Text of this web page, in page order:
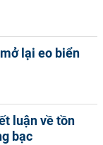
lại eo biển
luận về tồn
bạc